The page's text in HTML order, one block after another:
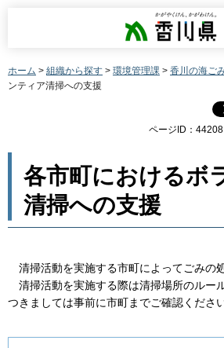
香川県
ホーム > 組織から探す > 環境管理課 > 香川の海ご
ンティア清掃への支援
ページID：44208
各市町におけるボ
清掃への支援
清掃活動を実施する市町によってごみの
清掃活動を実施する際は清掃場所のルー
つきましては事前に市町までご確認ください